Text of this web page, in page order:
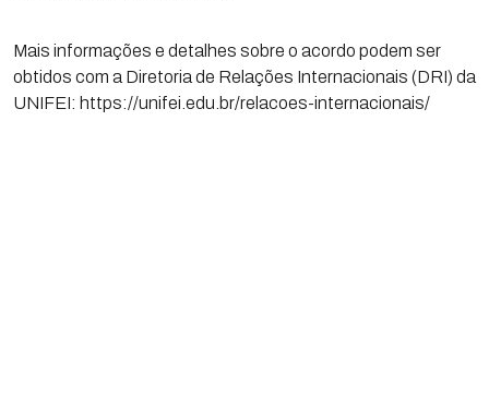
Mais informações e detalhes sobre o acordo podem ser
obtidos com a Diretoria de Relações Internacionais (DRI) da
UNIFEI: https://unifei.edu.br/relacoes-internacionais/